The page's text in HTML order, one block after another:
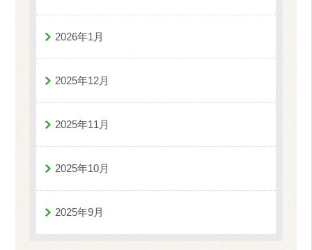
2026年1月
2025年12月
2025年11月
2025年10月
2025年9月